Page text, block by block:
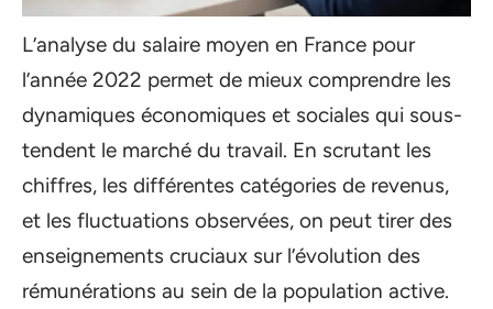
L’analyse du salaire moyen en France pour
l’année 2022 permet de mieux comprendre les
dynamiques économiques et sociales qui sous-
tendent le marché du travail. En scrutant les
chiffres, les différentes catégories de revenus,
et les fluctuations observées, on peut tirer des
enseignements cruciaux sur l’évolution des
rémunérations au sein de la population active.